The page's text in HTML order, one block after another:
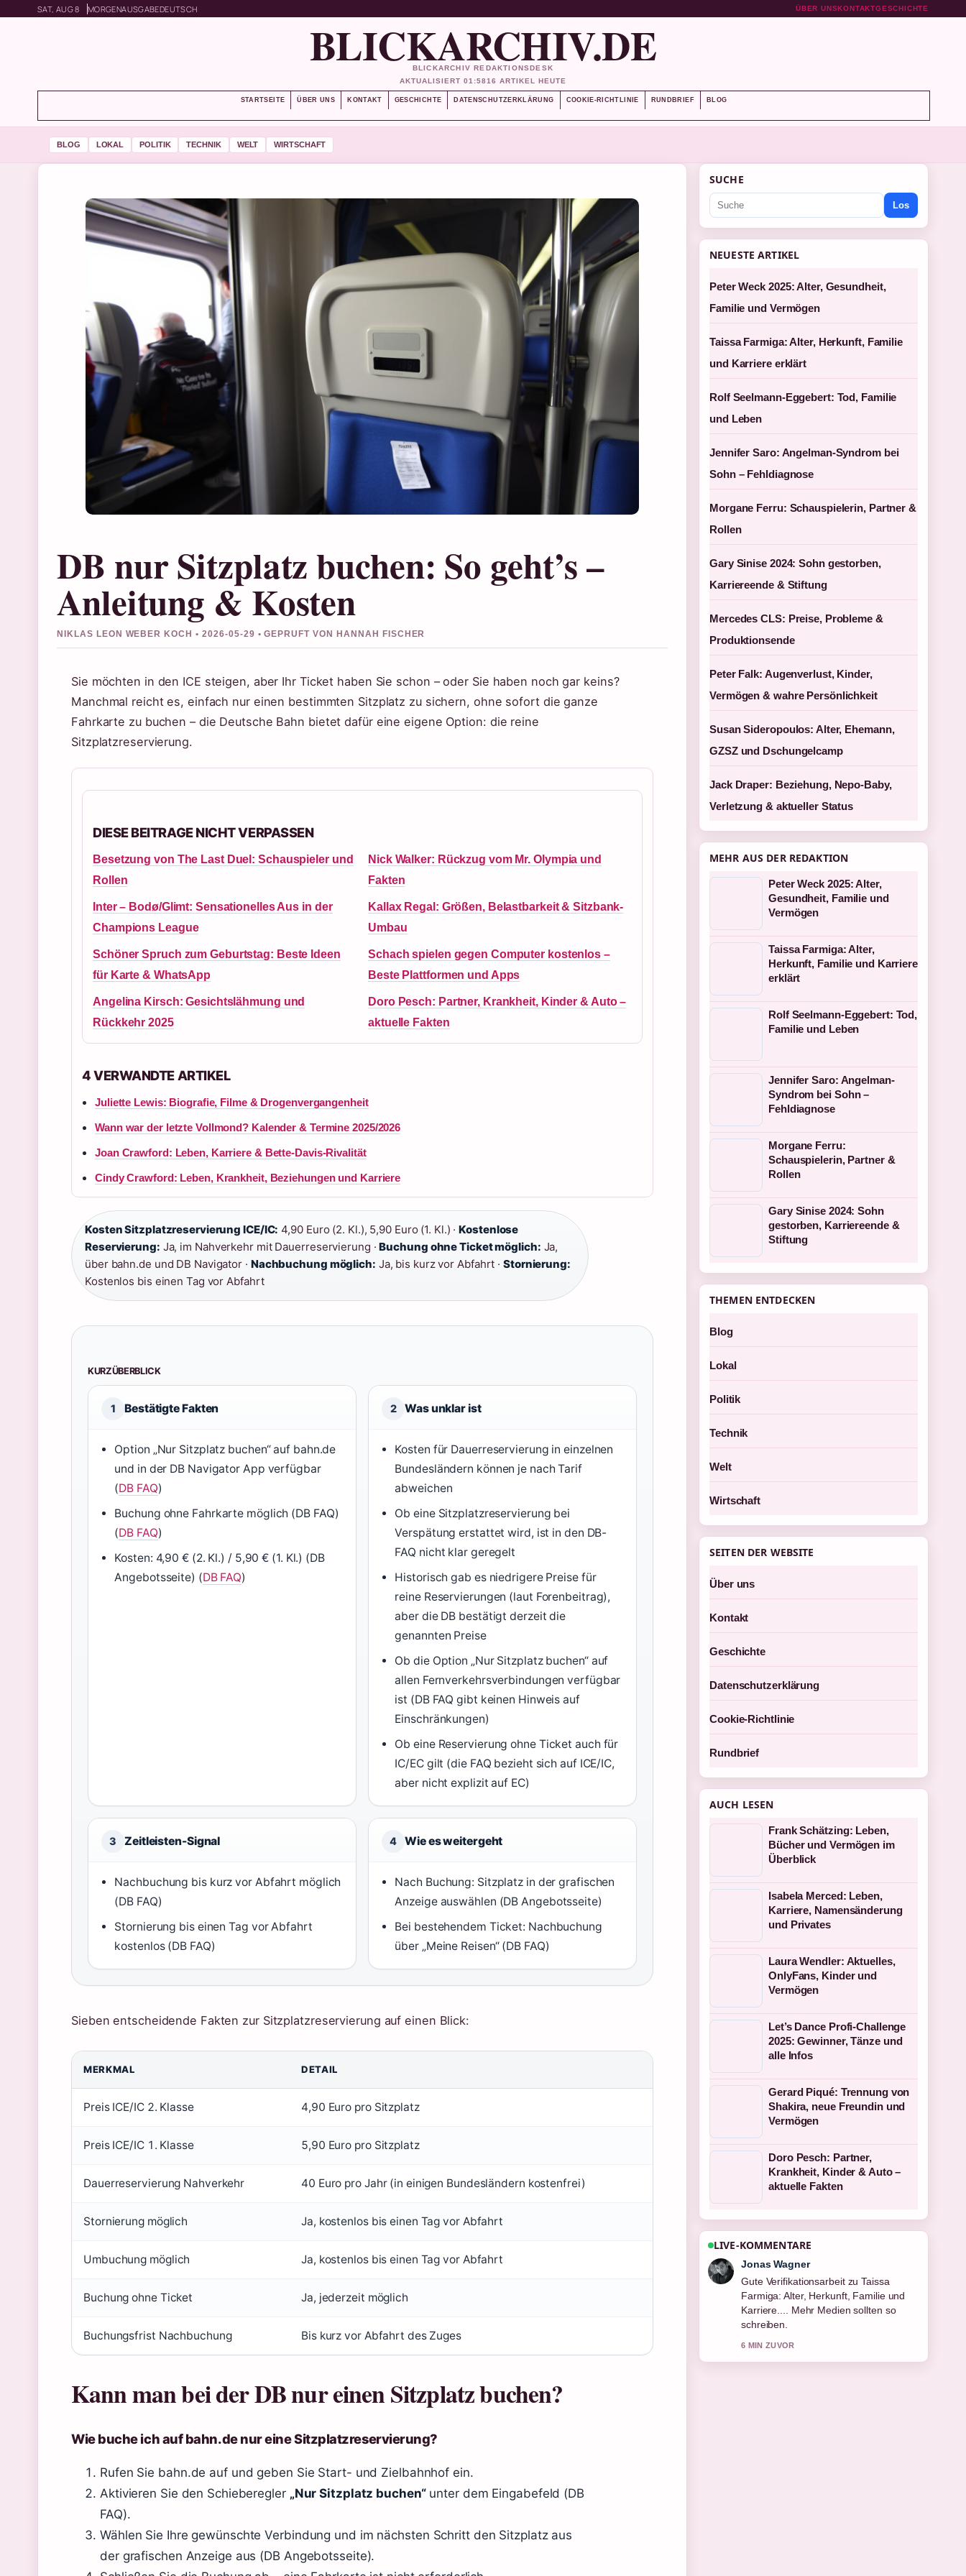
SAT, AUG 8 MORGENAUSGABEDEUTSCH ÜBER UNSKONTAKTGESCHICHTE
BLICKARCHIV.DE
BLICKARCHIV REDAKTIONSDESK
AKTUALISIERT 01:5816 ARTIKEL HEUTE
STARTSEITE ÜBER UNS KONTAKT GESCHICHTE DATENSCHUTZERKLÄRUNG COOKIE-RICHTLINIE RUNDBRIEF BLOG
BLOG LOKAL POLITIK TECHNIK WELT WIRTSCHAFT
DB nur Sitzplatz buchen: So geht’s –
Anleitung & Kosten
NIKLAS LEON WEBER KOCH • 2026-05-29 • GEPRUFT VON HANNAH FISCHER
Sie möchten in den ICE steigen, aber Ihr Ticket haben Sie schon – oder Sie haben noch gar keins?
Manchmal reicht es, einfach nur einen bestimmten Sitzplatz zu sichern, ohne sofort die ganze
Fahrkarte zu buchen – die Deutsche Bahn bietet dafür eine eigene Option: die reine
Sitzplatzreservierung.
DIESE BEITRAGE NICHT VERPASSEN
Besetzung von The Last Duel: Schauspieler und
Rollen
Nick Walker: Rückzug vom Mr. Olympia und
Fakten
Inter – Bodø/Glimt: Sensationelles Aus in der
Champions League
Kallax Regal: Größen, Belastbarkeit & Sitzbank-
Umbau
Schöner Spruch zum Geburtstag: Beste Ideen
für Karte & WhatsApp
Schach spielen gegen Computer kostenlos –
Beste Plattformen und Apps
Angelina Kirsch: Gesichtslähmung und
Rückkehr 2025
Doro Pesch: Partner, Krankheit, Kinder & Auto –
aktuelle Fakten
4 VERWANDTE ARTIKEL
Juliette Lewis: Biografie, Filme & Drogenvergangenheit
Wann war der letzte Vollmond? Kalender & Termine 2025/2026
Joan Crawford: Leben, Karriere & Bette-Davis-Rivalität
Cindy Crawford: Leben, Krankheit, Beziehungen und Karriere
Kosten Sitzplatzreservierung ICE/IC: 4,90 Euro (2. Kl.), 5,90 Euro (1. Kl.) ·Kostenlose
Reservierung: Ja, im Nahverkehr mit Dauerreservierung ·Buchung ohne Ticket möglich: Ja,
über bahn.de und DB Navigator · Nachbuchung möglich: Ja, bis kurz vor Abfahrt ·Stornierung:
Kostenlos bis einen Tag vor Abfahrt
KURZÜBERBLICK
1 Bestätigte Fakten
Option „Nur Sitzplatz buchen“ auf bahn.de
und in der DB Navigator App verfügbar
(DB FAQ)
Buchung ohne Fahrkarte möglich (DB FAQ)
(DB FAQ)
Kosten: 4,90 € (2. Kl.) / 5,90 € (1. Kl.) (DB
Angebotsseite) (DB FAQ)
2 Was unklar ist
Kosten für Dauerreservierung in einzelnen
Bundesländern können je nach Tarif
abweichen
Ob eine Sitzplatzreservierung bei
Verspätung erstattet wird, ist in den DB-
FAQ nicht klar geregelt
Historisch gab es niedrigere Preise für
reine Reservierungen (laut Forenbeitrag),
aber die DB bestätigt derzeit die
genannten Preise
Ob die Option „Nur Sitzplatz buchen“ auf
allen Fernverkehrsverbindungen verfügbar
ist (DB FAQ gibt keinen Hinweis auf
Einschränkungen)
Ob eine Reservierung ohne Ticket auch für
IC/EC gilt (die FAQ bezieht sich auf ICE/IC,
aber nicht explizit auf EC)
3 Zeitleisten-Signal
Nachbuchung bis kurz vor Abfahrt möglich
(DB FAQ)
Stornierung bis einen Tag vor Abfahrt
kostenlos (DB FAQ)
4 Wie es weitergeht
Nach Buchung: Sitzplatz in der grafischen
Anzeige auswählen (DB Angebotsseite)
Bei bestehendem Ticket: Nachbuchung
über „Meine Reisen“ (DB FAQ)
Sieben entscheidende Fakten zur Sitzplatzreservierung auf einen Blick:
MERKMAL DETAIL
Preis ICE/IC 2. Klasse 4,90 Euro pro Sitzplatz
Preis ICE/IC 1. Klasse 5,90 Euro pro Sitzplatz
Dauerreservierung Nahverkehr 40 Euro pro Jahr (in einigen Bundesländern kostenfrei)
Stornierung möglich Ja, kostenlos bis einen Tag vor Abfahrt
Umbuchung möglich Ja, kostenlos bis einen Tag vor Abfahrt
Buchung ohne Ticket Ja, jederzeit möglich
Buchungsfrist Nachbuchung Bis kurz vor Abfahrt des Zuges
Kann man bei der DB nur einen Sitzplatz buchen?
Wie buche ich auf bahn.de nur eine Sitzplatzreservierung?
Rufen Sie bahn.de auf und geben Sie Start- und Zielbahnhof ein.
Aktivieren Sie den Schieberegler „Nur Sitzplatz buchen“unter dem Eingabefeld (DB
FAQ).
Wählen Sie Ihre gewünschte Verbindung und im nächsten Schritt den Sitzplatz aus
der grafischen Anzeige aus (DB Angebotsseite).
SUCHE
Los
NEUESTE ARTIKEL
Peter Weck 2025: Alter, Gesundheit,
Familie und Vermögen
Taissa Farmiga: Alter, Herkunft, Familie
und Karriere erklärt
Rolf Seelmann-Eggebert: Tod, Familie
und Leben
Jennifer Saro: Angelman-Syndrom bei
Sohn – Fehldiagnose
Morgane Ferru: Schauspielerin, Partner &
Rollen
Gary Sinise 2024: Sohn gestorben,
Karriereende & Stiftung
Mercedes CLS: Preise, Probleme &
Produktionsende
Peter Falk: Augenverlust, Kinder,
Vermögen & wahre Persönlichkeit
Susan Sideropoulos: Alter, Ehemann,
GZSZ und Dschungelcamp
Jack Draper: Beziehung, Nepo-Baby,
Verletzung & aktueller Status
MEHR AUS DER REDAKTION
Peter Weck 2025: Alter,
Gesundheit, Familie und
Vermögen
Taissa Farmiga: Alter,
Herkunft, Familie und Karriere
erklärt
Rolf Seelmann-Eggebert: Tod,
Familie und Leben
Jennifer Saro: Angelman-
Syndrom bei Sohn –
Fehldiagnose
Morgane Ferru:
Schauspielerin, Partner &
Rollen
Gary Sinise 2024: Sohn
gestorben, Karriereende &
Stiftung
THEMEN ENTDECKEN
Blog
Lokal
Politik
Technik
Welt
Wirtschaft
SEITEN DER WEBSITE
Über uns
Kontakt
Geschichte
Datenschutzerklärung
Cookie-Richtlinie
Rundbrief
AUCH LESEN
Frank Schätzing: Leben,
Bücher und Vermögen im
Überblick
Isabela Merced: Leben,
Karriere, Namensänderung
und Privates
Laura Wendler: Aktuelles,
OnlyFans, Kinder und
Vermögen
Let’s Dance Profi-Challenge
2025: Gewinner, Tänze und
alle Infos
Gerard Piqué: Trennung von
Shakira, neue Freundin und
Vermögen
Doro Pesch: Partner,
Krankheit, Kinder & Auto –
aktuelle Fakten
LIVE-KOMMENTARE
Lena Schmidt
Starke Einordnung zu Rolf Seelmann-
Eggebert: Tod, Familie und Leben. Das
ist die klarste Zusammenfassung, die
ich heute gesehen habe.
8 MIN ZUVOR